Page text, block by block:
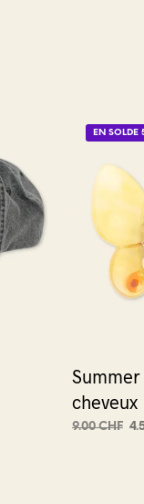
EN SOLDE
cheveux
9.00CHF Le